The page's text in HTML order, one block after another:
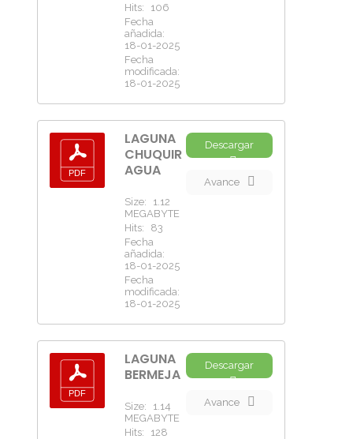
Hits:
106
Fecha
añadida:
18-01-2025
Fecha
modificada:
18-01-2025
LAGUNA
CHUQUIR
AGUA
Size:
1.12
MEGABYTE
Hits:
83
Fecha
añadida:
18-01-2025
Fecha
modificada:
18-01-2025
Descargar
Avance
LAGUNA
BERMEJA
Size:
1.14
MEGABYTE
Hits:
128
Descargar
Avance